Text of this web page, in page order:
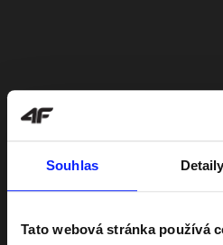
Souhlas Detaily
Tato webová stránka používá